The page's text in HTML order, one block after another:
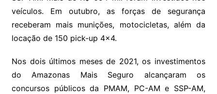
veículos. Em outubro, as forças de segurança
receberam mais munições, motocicletas, além da
locação de 150 pick-up 4×4.
Nos dois últimos meses de 2021, os investimentos
do Amazonas Mais Seguro alcançaram os
concursos públicos da PMAM, PC-AM e SSP-AM,